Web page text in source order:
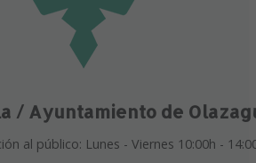
/ Ayuntamiento de
al público: Lunes - Viernes 10:00h -